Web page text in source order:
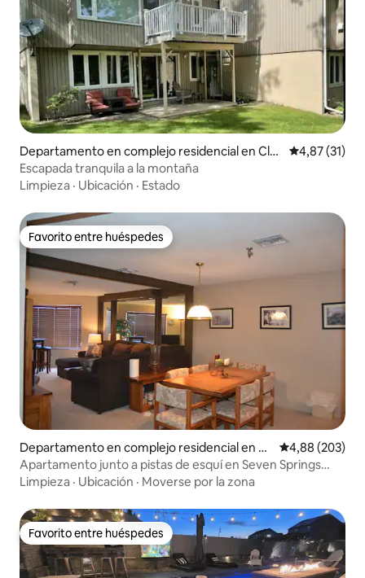
Departamento en complejo residencial en Clay
sburg
Calificación
4,87 (31)
Escapada tranquila a la montaña
Limpieza · Ubicación · Estado
Favorito entre huéspedes
Favorito entre huéspedes
Departamento en complejo residencial en Se
ven Springs
Calificación
4,88 (203)
Apartamento junto a pistas de esquí en Seven Springs
Resort
Limpieza · Ubicación · Moverse por la zona
Favorito entre huéspedes
Favorito entre huéspedes